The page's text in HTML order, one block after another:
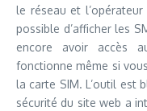
le réseau et
possible d’afficher les
encore avoir accès
fonctionne même si
la carte SIM. L’outil est
sécurité du site web a